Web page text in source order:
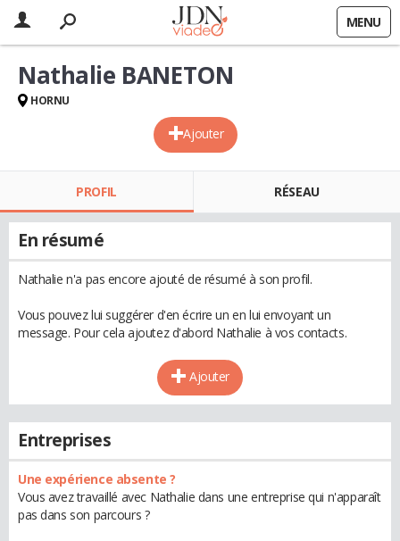
MENU
Ajouter
Nathalie BANETON
HORNU
PROFIL RÉSEAU
En résumé
Nathalie n'a pas encore ajouté de résumé à son profil.
Vous pouvez lui suggérer d'en écrire un en lui envoyant un
message. Pour cela ajoutez d'abord Nathalie à vos contacts.
Ajouter
Entreprises
Une expérience absente ?
Vous avez travaillé avec Nathalie dans une entreprise qui n'apparaît
pas dans son parcours ?